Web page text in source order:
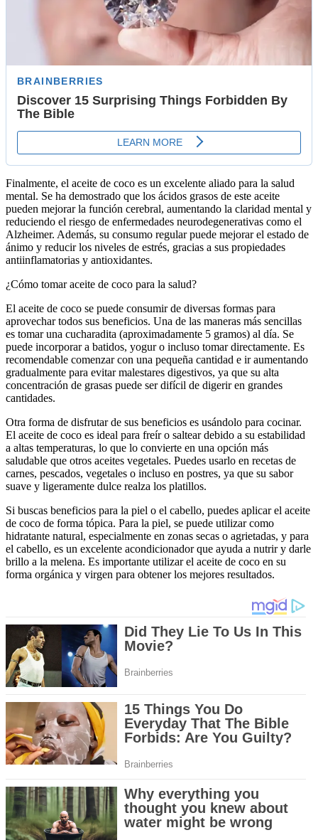
Finalmente, el aceite de coco es un excelente aliado para la salud
mental. Se ha demostrado que los ácidos grasos de este aceite
pueden mejorar la función cerebral, aumentando la claridad mental y
reduciendo el riesgo de enfermedades neurodegenerativas como el
Alzheimer. Además, su consumo regular puede mejorar el estado de
ánimo y reducir los niveles de estrés, gracias a sus propiedades
antiinflamatorias y antioxidantes.
¿Cómo tomar aceite de coco para la salud?
El aceite de coco se puede consumir de diversas formas para
aprovechar todos sus beneficios. Una de las maneras más sencillas
es tomar una cucharadita (aproximadamente 5 gramos) al día. Se
puede incorporar a batidos, yogur o incluso tomar directamente. Es
recomendable comenzar con una pequeña cantidad e ir aumentando
gradualmente para evitar malestares digestivos, ya que su alta
concentración de grasas puede ser difícil de digerir en grandes
cantidades.
Otra forma de disfrutar de sus beneficios es usándolo para cocinar.
El aceite de coco es ideal para freír o saltear debido a su estabilidad
a altas temperaturas, lo que lo convierte en una opción más
saludable que otros aceites vegetales. Puedes usarlo en recetas de
carnes, pescados, vegetales o incluso en postres, ya que su sabor
suave y ligeramente dulce realza los platillos.
Si buscas beneficios para la piel o el cabello, puedes aplicar el aceite
de coco de forma tópica. Para la piel, se puede utilizar como
hidratante natural, especialmente en zonas secas o agrietadas, y para
el cabello, es un excelente acondicionador que ayuda a nutrir y darle
brillo a la melena. Es importante utilizar el aceite de coco en su
forma orgánica y virgen para obtener los mejores resultados.